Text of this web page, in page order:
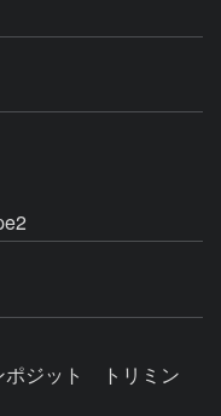
ジット　トリミン